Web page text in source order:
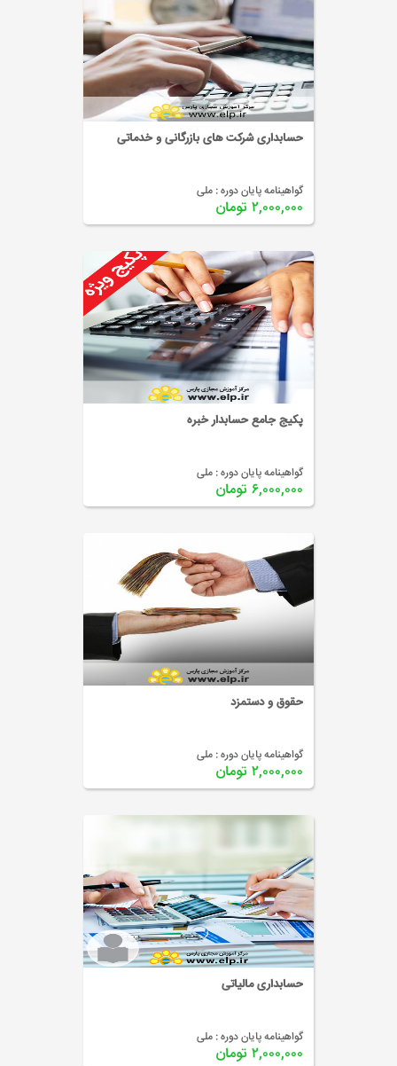
حسابداری شرکت های بازرگانی و خدماتی
گواهینامه پایان دوره : ملی
۲,۰۰۰,۰۰۰ تومان
پکیج جامع حسابدار خبره
گواهینامه پایان دوره : ملی
۶,۰۰۰,۰۰۰ تومان
حقوق و دستمزد
گواهینامه پایان دوره : ملی
۲,۰۰۰,۰۰۰ تومان
حسابداری مالیاتی
گواهینامه پایان دوره : ملی
۲,۰۰۰,۰۰۰ تومان